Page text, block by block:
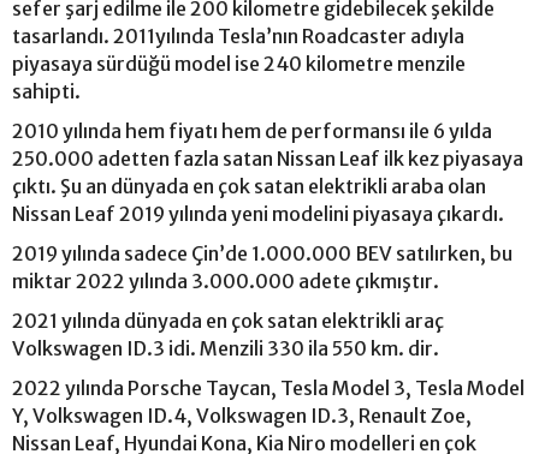
sefer şarj edilme ile 200 kilometre gidebilecek şekilde
tasarlandı. 2011yılında Tesla’nın Roadcaster adıyla
piyasaya sürdüğü model ise 240 kilometre menzile
sahipti.
2010 yılında hem fiyatı hem de performansı ile 6 yılda
250.000 adetten fazla satan Nissan Leaf ilk kez piyasaya
çıktı. Şu an dünyada en çok satan elektrikli araba olan
Nissan Leaf 2019 yılında yeni modelini piyasaya çıkardı.
2019 yılında sadece Çin’de 1.000.000 BEV satılırken, bu
miktar 2022 yılında 3.000.000 adete çıkmıştır.
2021 yılında dünyada en çok satan elektrikli araç
Volkswagen ID.3 idi. Menzili 330 ila 550 km. dir.
2022 yılında Porsche Taycan, Tesla Model 3, Tesla Model
Y, Volkswagen ID.4, Volkswagen ID.3, Renault Zoe,
Nissan Leaf, Hyundai Kona, Kia Niro modelleri en çok